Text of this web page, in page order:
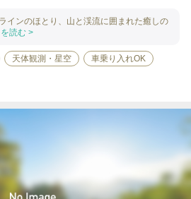
インのほとり、山と渓流に囲まれた癒しの
読む >
天体観測・星空 車乗り入れOK